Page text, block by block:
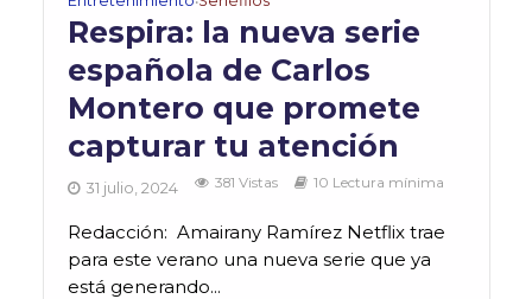
Respira: la nueva serie
española de Carlos
Montero que promete
capturar tu atención
31 julio, 2024 381 Vistas 10 Lectura mínima
Redacción: Amairany Ramírez Netflix trae
para este verano una nueva serie que ya
está generando...